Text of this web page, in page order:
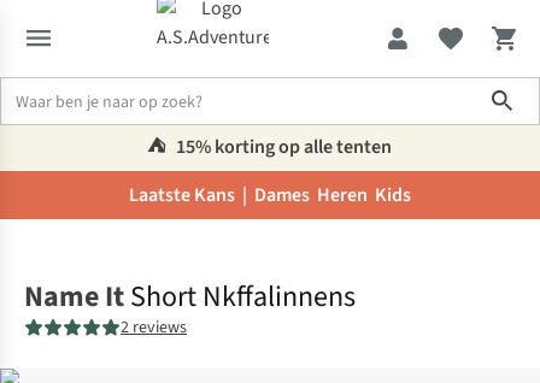
⛺️ 15% korting op alle tenten
Laatste Kans | Dames Heren Kids
Name ItShort Nkffalinnens
2 reviews